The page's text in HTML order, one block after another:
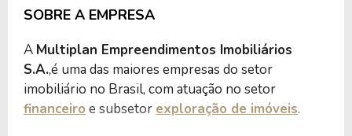
SOBRE A EMPRESA
A Multiplan Empreendimentos Imobiliários
S.A.,é uma das maiores empresas do setor
imobiliário no Brasil, com atuação no setor
financeiro e subsetor exploração de imóveis.